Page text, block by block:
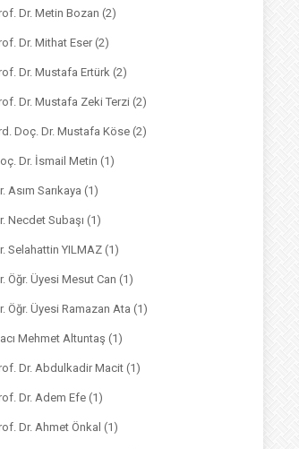
Dr. Metin Bozan (2)
Dr. Mithat Eser (2)
Dr. Mustafa Ertürk(2)
Dr. Mustafa Zeki Terzi (2)
Doç. Dr. Mustafa Köse (2)
Dr. İsmail Metin (1)
Asım Sarıkaya (1)
Necdet Subaşı (1)
Selahattin YILMAZ(1)
Öğr. Üyesi Mesut Can (1)
Öğr. Üyesi Ramazan Ata (1)
Mehmet Altuntaş (1)
Dr. Abdulkadir Macit (1)
Dr. Adem Efe (1)
Dr. Ahmet Önkal (1)